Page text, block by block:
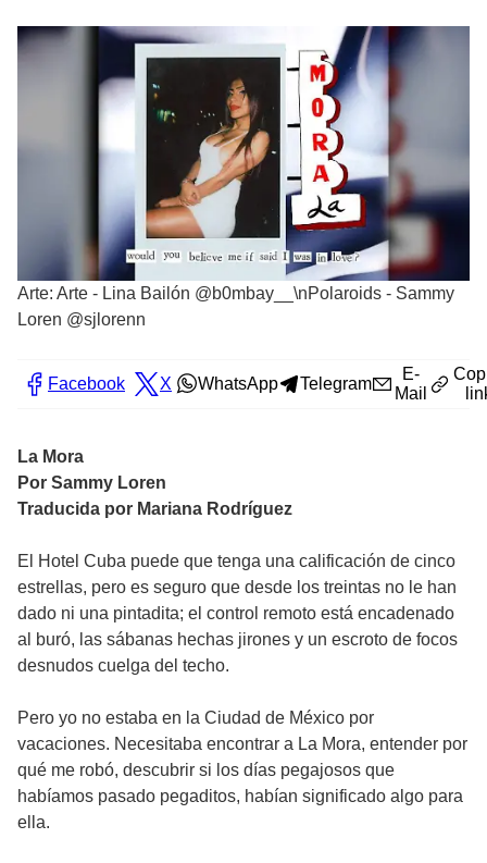
Arte: Arte - Lina Bailón @b0mbay__\nPolaroids - Sammy
Loren @sjlorenn
Facebook X WhatsApp Telegram
E-
Mail
La Mora
Por Sammy Loren
Traducida por Mariana Rodríguez
El Hotel Cuba puede que tenga una calificación de cinco
estrellas, pero es seguro que desde los treintas no le han
dado ni una pintadita; el control remoto está encadenado
al buró, las sábanas hechas jirones y un escroto de focos
desnudos cuelga del techo.
Pero yo no estaba en la Ciudad de México por
vacaciones. Necesitaba encontrar a La Mora, entender por
qué me robó, descubrir si los días pegajosos que
habíamos pasado pegaditos, habían significado algo para
ella.